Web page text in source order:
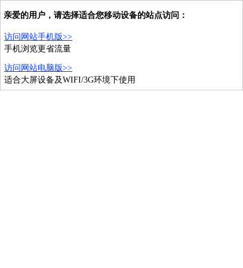
亲爱的用户，请选择适合您移动设备的站点访问：
访问网站手机版>>
手机浏览更省流量
访问网站电脑版>>
适合大屏设备及WIFI/3G环境下使用